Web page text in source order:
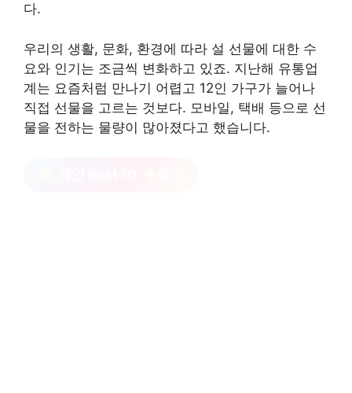
다.
우리의 생활, 문화, 환경에 따라 설 선물에 대한 수
요와 인기는 조금씩 변화하고 있죠. 지난해 유통업
계는 요즘처럼 만나기 어렵고 12인 가구가 늘어나
직접 선물을 고르는 것보다. 모바일, 택배 등으로 선
물을 전하는 물량이 많아졌다고 했습니다.